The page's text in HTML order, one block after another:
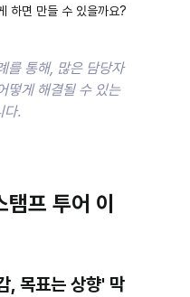
하면 만들 수 있을까요?
를 통해, 많은 담당자
떻게 해결될 수 있는
다.
프 투어 이
목표는 상향' 막